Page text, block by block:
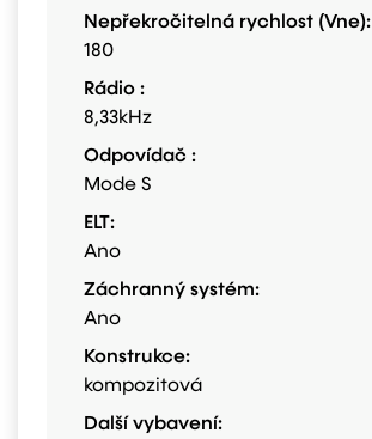
Nepřekročitelná rychlost (Vne):
180
Rádio :
8,33kHz
Odpovídač :
Mode S
ELT:
Ano
Záchranný systém:
Ano
Konstrukce:
kompozitová
Další vybavení: